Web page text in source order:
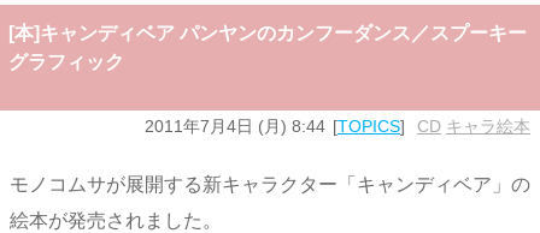
[本]キャンディベア パンヤンのカンフーダンス／スプーキー
グラフィック
2011年7月4日 (月) 8:44 TOPICS CD キャラ絵本
モノコムサが展開する新キャラクター「キャンディベア」の
絵本が発売されました。